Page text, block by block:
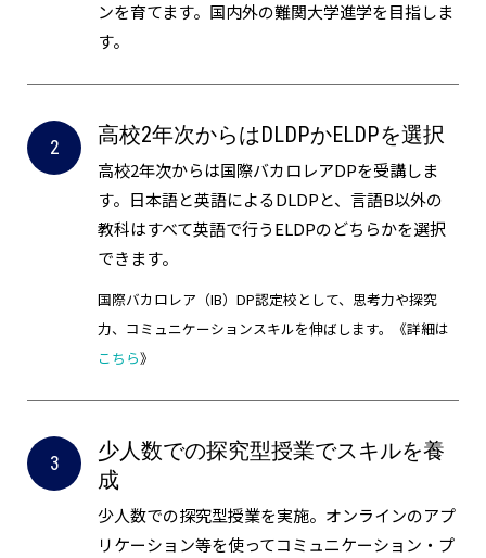
ンを育てます。国内外の難関大学進学を目指しま
す。
高校2年次からはDLDPかELDPを選択
高校2年次からは国際バカロレアDPを受講しま
す。日本語と英語によるDLDPと、言語B以外の
教科はすべて英語で行うELDPのどちらかを選択
できます。
国際バカロレア（IB）DP認定校として、思考力や探究
力、コミュニケーションスキルを伸ばします。《詳細は
こちら》
少人数での探究型授業でスキルを養
成
少人数での探究型授業を実施。オンラインのアプ
リケーション等を使ってコミュニケーション・プ